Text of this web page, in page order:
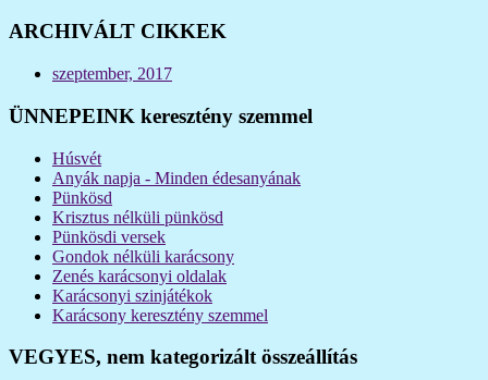
ARCHIVÁLT CIKKEK
szeptember, 2017
ÜNNEPEINK keresztény szemmel
Húsvét
Anyák napja - Minden édesanyának
Pünkösd
Krisztus nélküli pünkösd
Pünkösdi versek
Gondok nélküli karácsony
Zenés karácsonyi oldalak
Karácsonyi szinjátékok
Karácsony keresztény szemmel
VEGYES, nem kategorizált összeállítás